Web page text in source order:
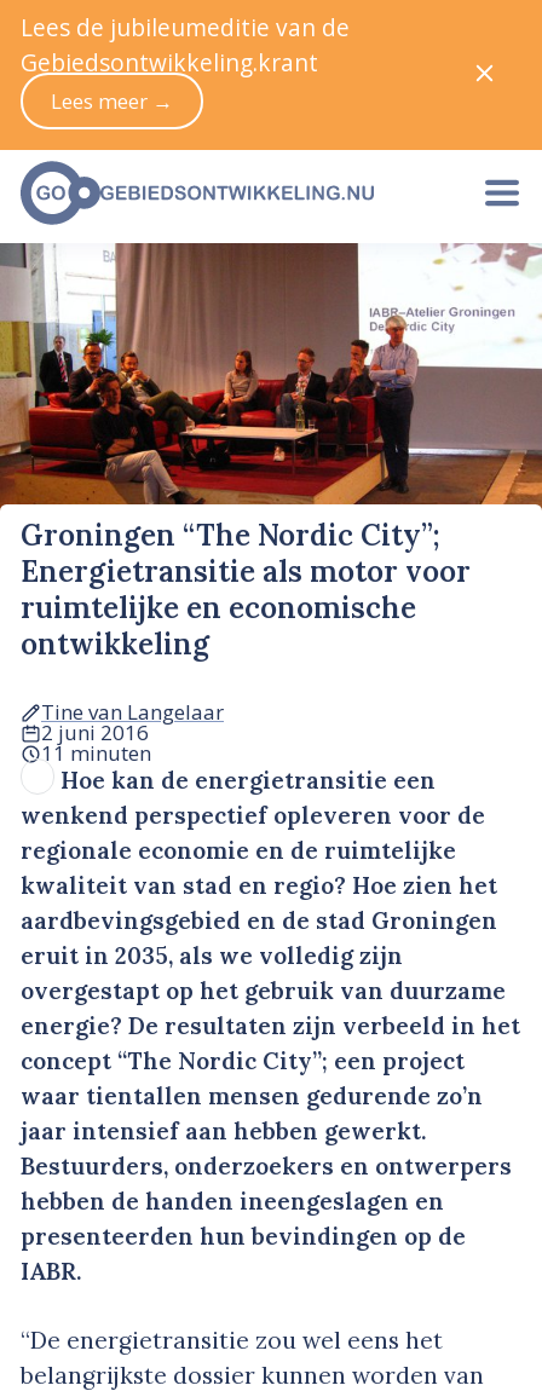
Groningen “The Nordic City”;
Energietransitie als motor voor
ruimtelijke en economische
ontwikkeling
Tine van Langelaar
2 juni 2016
11 minuten
Hoe kan de energietransitie een
wenkend perspectief opleveren voor de
regionale economie en de ruimtelijke
kwaliteit van stad en regio? Hoe zien het
aardbevingsgebied en de stad Groningen
eruit in 2035, als we volledig zijn
overgestapt op het gebruik van duurzame
energie? De resultaten zijn verbeeld in het
concept “The Nordic City”; een project
waar tientallen mensen gedurende zo’n
jaar intensief aan hebben gewerkt.
Bestuurders, onderzoekers en ontwerpers
hebben de handen ineengeslagen en
presenteerden hun bevindingen op de
IABR.
“De energietransitie zou wel eens het
belangrijkste dossier kunnen worden van
Lees de jubileumeditie van de
Gebiedsontwikkeling.krant
Lees meer →